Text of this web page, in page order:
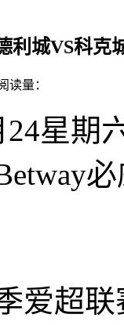
利城VS科克
读量：
期六
超联